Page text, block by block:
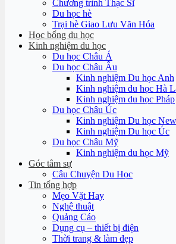
Chương trình Thạc Sĩ
Du học hè
Trại hè Giao Lưu Văn Hóa
Học bổng du học
Kinh nghiệm du học
Du học Châu Á
Du học Châu Âu
Kinh nghiệm Du học Anh
Kinh nghiệm du học Hà
Kinh nghiệm du học Pháp
Du học Châu Úc
Kinh nghiệm Du học
Kinh nghiệm Du học Úc
Du học Châu Mỹ
Kinh nghiệm du học Mỹ
Góc tâm sự
Câu Chuyện Du Học
Tin tổng hợp
Mẹo Vặt Hay
Nghệ thuật
Quảng Cáo
Dụng cụ – thiết bị điện
Thời trang & làm đẹp